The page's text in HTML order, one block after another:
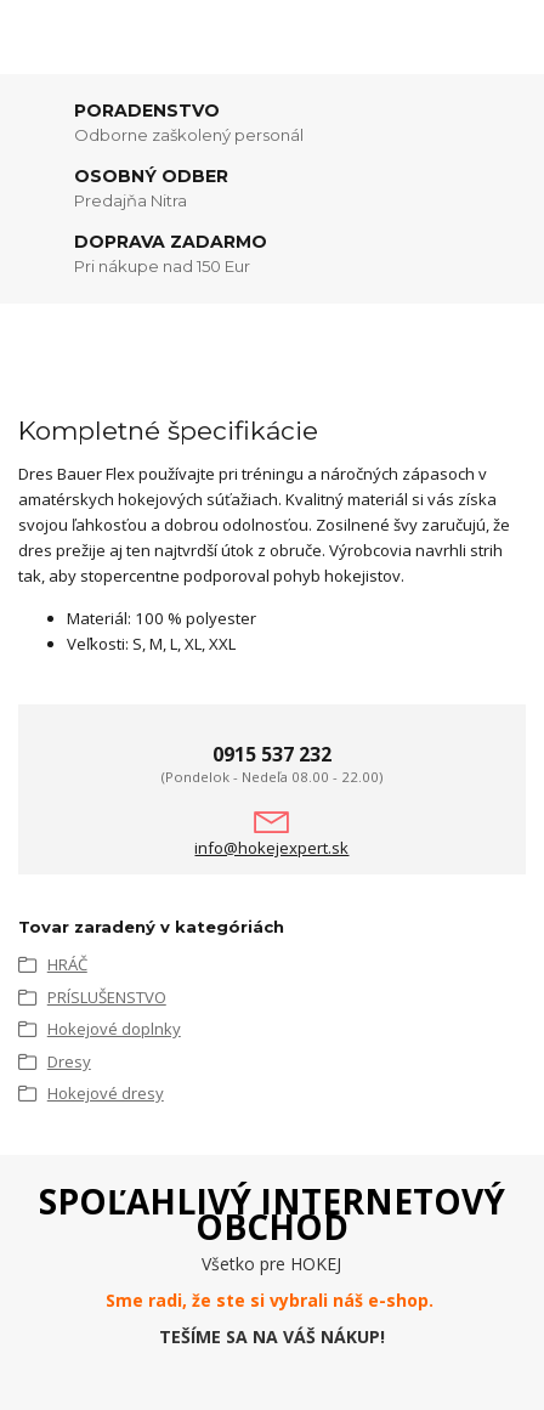
PORADENSTVO
Odborne zaškolený personál
OSOBNÝ ODBER
Predajňa Nitra
DOPRAVA ZADARMO
Pri nákupe nad 150 Eur
Kompletné špecifikácie
Dres Bauer Flex používajte pri tréningu a náročných zápasoch v
amatérskych hokejových súťažiach. Kvalitný materiál si vás získa
svojou ľahkosťou a dobrou odolnosťou. Zosilnené švy zaručujú, že
dres prežije aj ten najtvrdší útok z obruče. Výrobcovia navrhli strih
tak, aby stopercentne podporoval pohyb hokejistov.
Materiál: 100 % polyester
Veľkosti: S, M, L, XL, XXL
0915 537 232
(Pondelok - Nedeľa 08.00 - 22.00)
info@hokejexpert.sk
Tovar zaradený v kategóriách
HRÁČ
PRÍSLUŠENSTVO
Hokejové doplnky
Dresy
Hokejové dresy
SPOĽAHLIVÝ INTERNETOVÝ
OBCHOD
Všetko pre HOKEJ
Sme radi, že ste si vybrali náš e-shop.
TEŠÍME SA NA VÁŠ NÁKUP!